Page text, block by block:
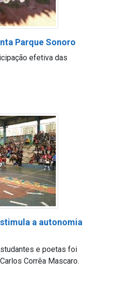
Parque Sonoro
efetiva das
a autonomia
e poetas foi
Corrêa Mascaro.